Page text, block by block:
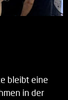
bleibt eine
in der